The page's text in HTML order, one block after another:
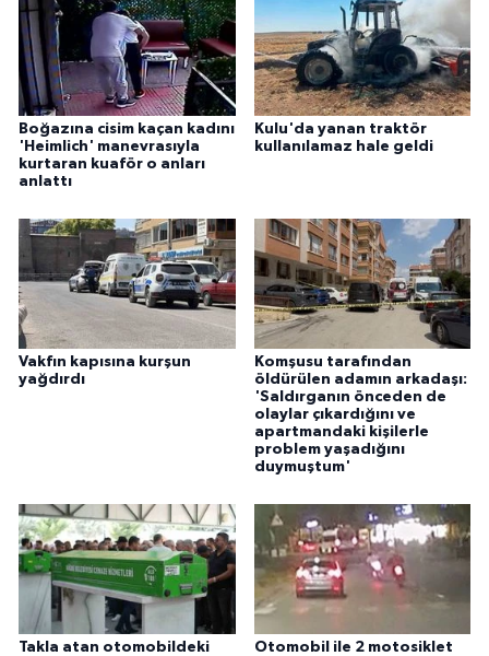
Boğazına cisim kaçan kadını
'Heimlich' manevrasıyla
kurtaran kuaför o anları
anlattı
Kulu'da yanan traktör
kullanılamaz hale geldi
Vakfın kapısına kurşun
yağdırdı
Komşusu tarafından
öldürülen adamın arkadaşı:
'Saldırganın önceden de
olaylar çıkardığını ve
apartmandaki kişilerle
problem yaşadığını
duymuştum'
Takla atan otomobildeki
Otomobil ile 2 motosiklet